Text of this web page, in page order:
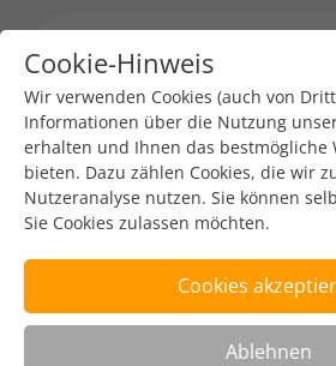
Cookie-Hinweis
Wir verwenden Cookies (auch von
Informationen über die Nutzung
erhalten und Ihnen das bestmögliche
bieten. Dazu zählen Cookies, die wir
Nutzeranalyse nutzen. Sie können
Sie Cookies zulassen möchten.
Cookies
Ablehnen